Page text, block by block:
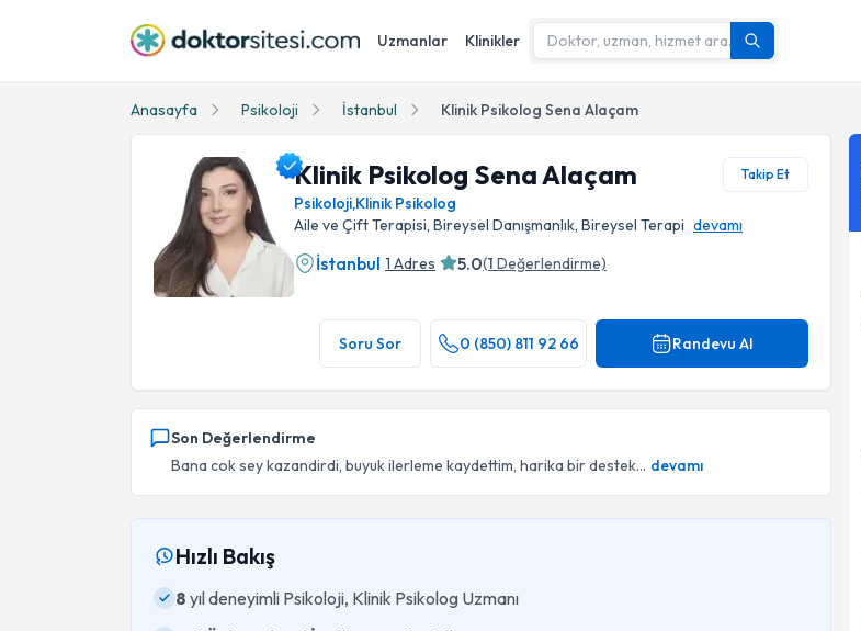
Uzmanlar Klinikler
Anasayfa Psikoloji İstanbul Klinik Psikolog Sena Alaçam
Klinik Psikolog Sena Alaçam Takip Et
Psikoloji,Klinik Psikolog
Aile ve Çift Terapisi, Bireysel Danışmanlık, Bireysel Terapi devamı
İstanbul 1 Adres 5.0(1 Değerlendirme)
Soru Sor 0 (850) 811 92 66 Randevu Al
Son Değerlendirme
Bana cok sey kazandirdi, buyuk ilerleme kaydettim, harika bir destek... devamı
Hızlı Bakış
8 yıl deneyimli Psikoloji, Klinik Psikolog Uzmanı